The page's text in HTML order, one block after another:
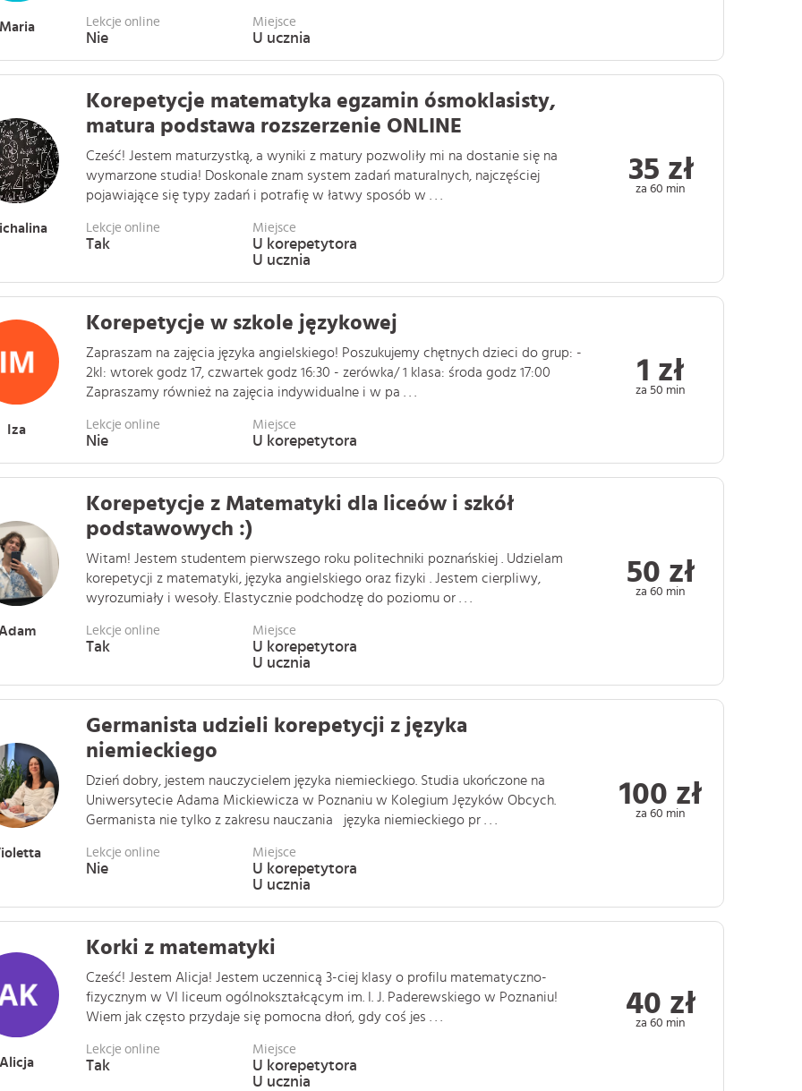
Lekcje online
Nie
Miejsce
U ucznia
Korepetycje matematyka egzamin ósmoklasisty,
matura podstawa rozszerzenie ONLINE
Cześć! Jestem maturzystką, a wyniki z matury pozwoliły mi na dostanie się na
wymarzone studia! Doskonale znam system zadań maturalnych, najczęściej
pojawiające się typy zadań i potrafię w łatwy sposób w . . .
Lekcje online
Tak
Miejsce
U korepetytora
U ucznia
35 zł
za 60 min
Iza
Korepetycje w szkole językowej
Zapraszam na zajęcia języka angielskiego! Poszukujemy chętnych dzieci do grup: -
2kl: wtorek godz 17, czwartek godz 16:30 - zerówka/ 1 klasa: środa godz 17:00
Zapraszamy również na zajęcia indywidualne i w pa . . .
Lekcje online
Nie
Miejsce
U korepetytora
1 zł
za 50 min
Korepetycje z Matematyki dla liceów i szkół
podstawowych :)
Witam! Jestem studentem pierwszego roku politechniki poznańskiej . Udzielam
korepetycji z matematyki, języka angielskiego oraz fizyki . Jestem cierpliwy,
wyrozumiały i wesoły. Elastycznie podchodzę do poziomu or . . .
Lekcje online
Tak
Miejsce
U korepetytora
U ucznia
50 zł
za 60 min
Germanista udzieli korepetycji z języka
niemieckiego
Dzień dobry, jestem nauczycielem języka niemieckiego. Studia ukończone na
Uniwersytecie Adama Mickiewicza w Poznaniu w Kolegium Języków Obcych.
Germanista nie tylko z zakresu nauczania języka niemieckiego pr . . .
Lekcje online
Nie
Miejsce
U korepetytora
U ucznia
100 zł
za 60 min
Alicja
Korki z matematyki
Cześć! Jestem Alicja! Jestem uczennicą 3-ciej klasy o profilu matematyczno-
fizycznym w VI liceum ogólnokształcącym im. I. J. Paderewskiego w Poznaniu!
Wiem jak często przydaje się pomocna dłoń, gdy coś jes . . .
Lekcje online
Tak
Miejsce
U korepetytora
U ucznia
40 zł
za 60 min